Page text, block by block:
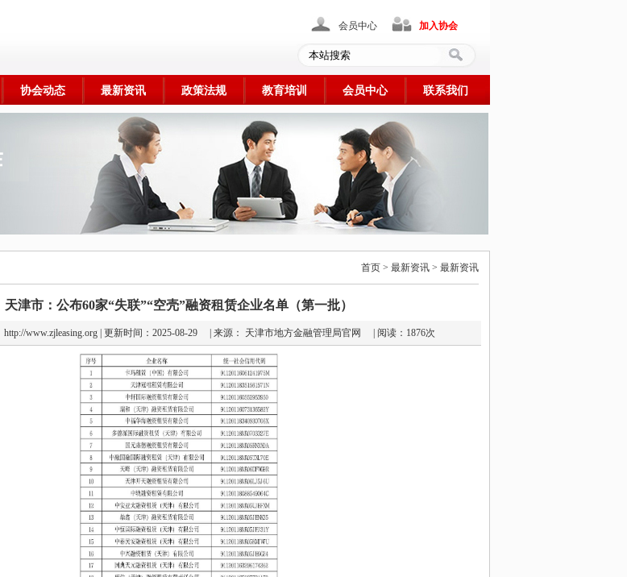
会员中心 加入协会
协会动态 最新资讯 政策法规 教育培训 会员中心 联系我们
首页 > 最新资讯 > 最新资讯
天津市：公布60家“失联”“空壳”融资租赁企业名单（第一批）
http://www.zjleasing.org | 更新时间：2025-08-29 | 来源： 天津市地方金融管理局官网 | 阅读：1876次